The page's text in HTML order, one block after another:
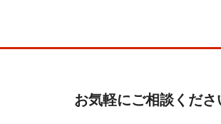
お気軽にご相談くださ